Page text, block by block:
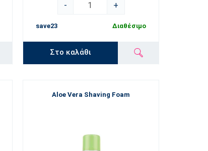
-
+
save23 Διαθέσιμο
Στο καλάθι
Aloe Vera Shaving Foam